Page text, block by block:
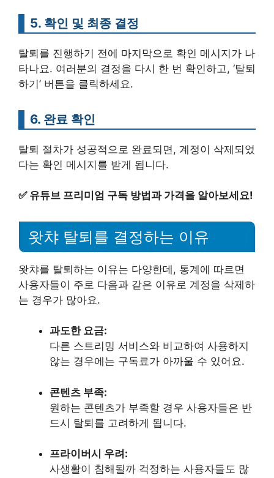
5. 확인 및 최종 결정
탈퇴를 진행하기 전에 마지막으로 확인 메시지가 나
타나요. 여러분의 결정을 다시 한 번 확인하고, ‘탈퇴
하기’ 버튼을 클릭하세요.
6. 완료 확인
탈퇴 절차가 성공적으로 완료되면, 계정이 삭제되었
다는 확인 메시지를 받게 됩니다.
✅ 유튜브 프리미엄 구독 방법과 가격을 알아보세요!
왓챠 탈퇴를 결정하는 이유
왓챠를 탈퇴하는 이유는 다양한데, 통계에 따르면
사용자들이 주로 다음과 같은 이유로 계정을 삭제하
는 경우가 많아요.
과도한 요금:
다른 스트리밍 서비스와 비교하여 사용하지
않는 경우에는 구독료가 아까울 수 있어요.
콘텐츠 부족:
원하는 콘텐츠가 부족할 경우 사용자들은 반
드시 탈퇴를 고려하게 됩니다.
프라이버시 우려:
사생활이 침해될까 걱정하는 사용자들도 많